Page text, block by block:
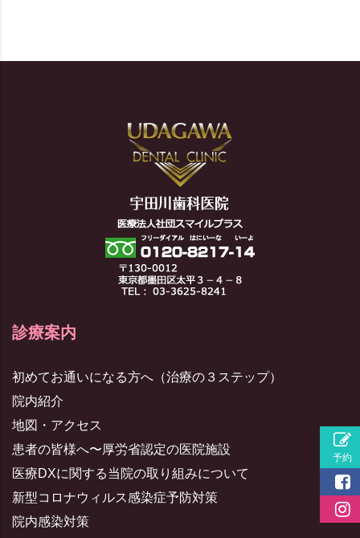
診療案内
初めてお通いになる方へ（治療の３ステップ）
院内紹介
地図・アクセス
患者の皆様へ〜厚労省認定の医院施設
医療DXに関する当院の取り組みについて
新型コロナウィルス感染症予防対策
院内感染対策